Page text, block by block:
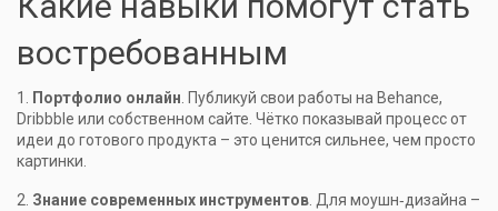
востребованным
1. Портфолио онлайн . Публикуй свои работы на Behance,
Dribbble или собственном сайте. Чётко показывай процесс от
идеи до готового продукта – это ценится сильнее, чем просто
картинки.
2. Знание современных инструментов . Для моушн‑дизайна –